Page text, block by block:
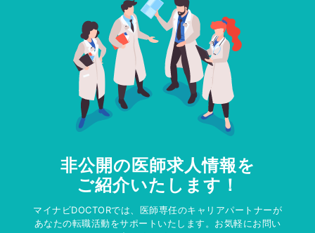
非公開の医師求人情報を
ご紹介いたします！
マイナビDOCTORでは、医師専任のキャリアパートナーが
あなたの転職活動をサポートいたします。お気軽にお問い